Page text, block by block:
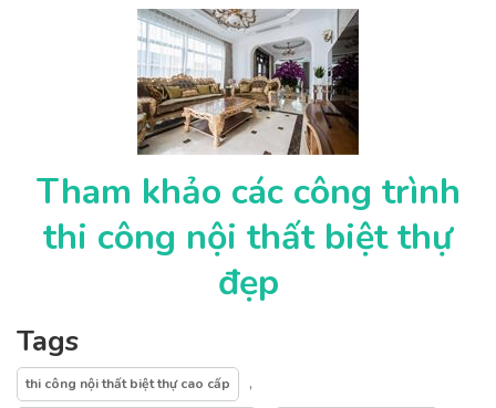
Tham khảo các công trình
thi công nội thất biệt thự
đẹp
Tags
thi công nội thất biệt thự cao cấp ,